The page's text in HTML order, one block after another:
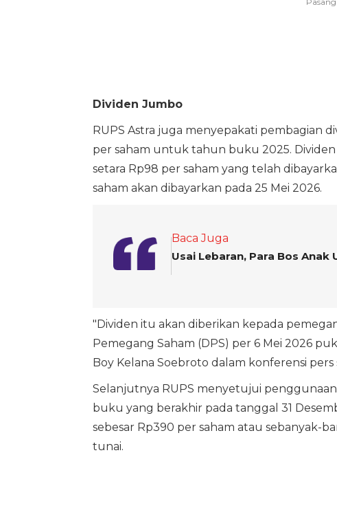
Dividen Jumbo
RUPS Astra juga menyepakati pembagian
per saham untuk tahun buku 2025.
setara Rp98 per saham yang telah
saham akan dibayarkan pada 25 Mei 2026.
Baca Juga
Usai Lebaran, Para Bos
"Dividen itu akan diberikan kepada
Pemegang Saham (DPS) per 6 Mei 2026
Boy Kelana Soebroto dalam konferensi pers
Selanjutnya RUPS menyetujui
buku yang berakhir pada tanggal 31
sebesar Rp390 per saham atau sebanyak-
tunai.